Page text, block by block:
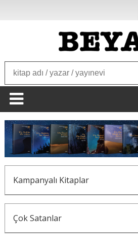
Kampanyalı Kitaplar
Çok Satanlar